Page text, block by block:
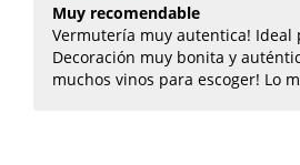
Muy recomendable
Vermutería muy autentica! Ideal
Decoración muy bonita y
muchos vinos para escoger! Lo